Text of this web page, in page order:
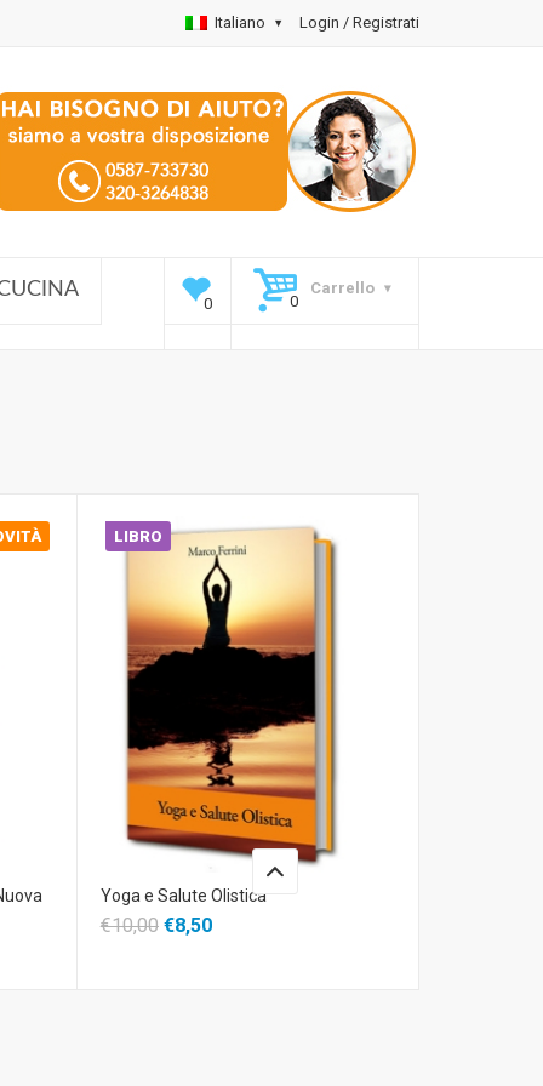
Login / Registrati
Italiano
Carrello
LIBRO
Yoga e Salute Olistica
€10,00 €8,50